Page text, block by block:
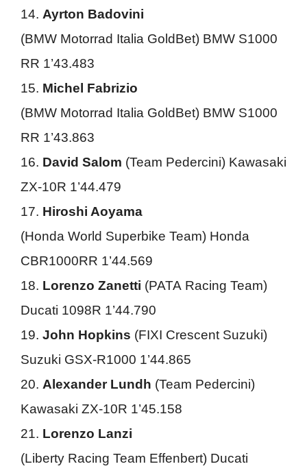
14. Ayrton Badovini
(BMW Motorrad Italia GoldBet) BMW S1000
RR 1’43.483
15. Michel Fabrizio
(BMW Motorrad Italia GoldBet) BMW S1000
RR 1’43.863
16. David Salom (Team Pedercini) Kawasaki
ZX-10R 1’44.479
17. Hiroshi Aoyama
(Honda World Superbike Team) Honda
CBR1000RR 1’44.569
18. Lorenzo Zanetti (PATA Racing Team)
Ducati 1098R 1’44.790
19. John Hopkins (FIXI Crescent Suzuki)
Suzuki GSX-R1000 1’44.865
20. Alexander Lundh (Team Pedercini)
Kawasaki ZX-10R 1’45.158
21. Lorenzo Lanzi
(Liberty Racing Team Effenbert) Ducati